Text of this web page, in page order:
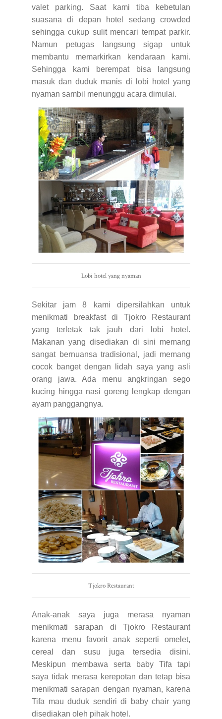
valet parking. Saat kami tiba kebetulan
suasana di depan hotel sedang crowded
sehingga cukup sulit mencari tempat parkir.
Namun petugas langsung sigap untuk
membantu memarkirkan kendaraan kami.
Sehingga kami berempat bisa langsung
masuk dan duduk manis di lobi hotel yang
nyaman sambil menunggu acara dimulai.
Lobi hotel yang nyaman
Sekitar jam 8 kami dipersilahkan untuk
menikmati breakfast di Tjokro Restaurant
yang terletak tak jauh dari lobi hotel.
Makanan yang disediakan di sini memang
sangat bernuansa tradisional, jadi memang
cocok banget dengan lidah saya yang asli
orang jawa. Ada menu angkringan sego
kucing hingga nasi goreng lengkap dengan
ayam panggangnya.
Tjokro Restaurant
Anak-anak saya juga merasa nyaman
menikmati sarapan di Tjokro Restaurant
karena menu favorit anak seperti omelet,
cereal dan susu juga tersedia disini.
Meskipun membawa serta baby Tifa tapi
saya tidak merasa kerepotan dan tetap bisa
menikmati sarapan dengan nyaman, karena
Tifa mau duduk sendiri di baby chair yang
disediakan oleh pihak hotel.